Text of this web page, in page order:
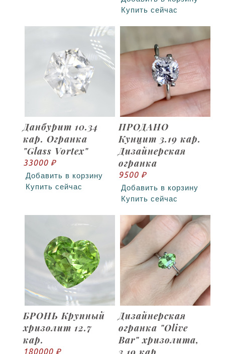
Купить сейчас
Данбурит 10.34
кар. Огранка
"Glass Vortex"
33000 ₽
Добавить в корзину
Купить сейчас
ПРОДАНО
Кунцит 3.19 кар.
Дизайнерская
огранка
9500 ₽
Добавить в корзину
Купить сейчас
БРОНЬ Крупный
хризолит 12.7
кар.
180000 ₽
Дизайнерская
огранка "Olive
Bar" хризолита,